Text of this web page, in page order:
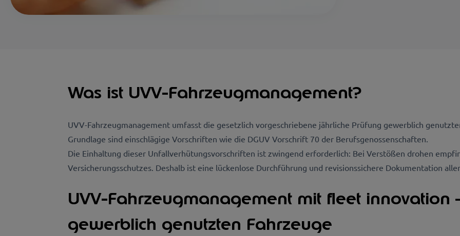
Was ist UVV-Fahrzeugmanagement?
UVV-Fahrzeugmanagement umfasst die gesetzlich vorgeschriebene jährliche Prüfung gewerblich
Grundlage sind einschlägige Vorschriften wie die DGUV Vorschrift 70 der Berufsgenossenschaften.
Die Einhaltung dieser Unfallverhütungsvorschriften ist zwingend erforderlich: Bei Verstößen drohen
Versicherungsschutzes. Deshalb ist eine lückenlose Durchführung und revisionssichere Dokumentation
UVV-Fahrzeugmanagement mit fleet innovation
gewerblich genutzten Fahrzeuge